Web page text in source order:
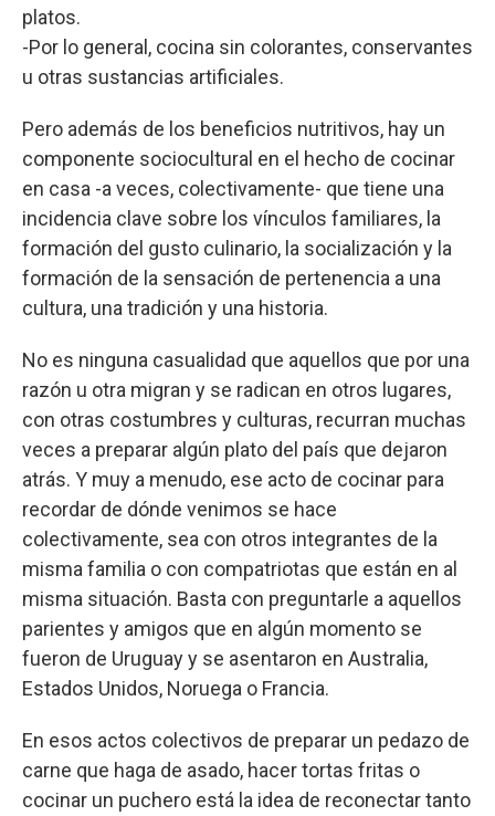
platos.
-Por lo general, cocina sin colorantes, conservantes
u otras sustancias artificiales.
Pero además de los beneficios nutritivos, hay un
componente sociocultural en el hecho de cocinar
en casa -a veces, colectivamente- que tiene una
incidencia clave sobre los vínculos familiares, la
formación del gusto culinario, la socialización y la
formación de la sensación de pertenencia a una
cultura, una tradición y una historia.
No es ninguna casualidad que aquellos que por una
razón u otra migran y se radican en otros lugares,
con otras costumbres y culturas, recurran muchas
veces a preparar algún plato del país que dejaron
atrás. Y muy a menudo, ese acto de cocinar para
recordar de dónde venimos se hace
colectivamente, sea con otros integrantes de la
misma familia o con compatriotas que están en al
misma situación. Basta con preguntarle a aquellos
parientes y amigos que en algún momento se
fueron de Uruguay y se asentaron en Australia,
Estados Unidos, Noruega o Francia.
En esos actos colectivos de preparar un pedazo de
carne que haga de asado, hacer tortas fritas o
cocinar un puchero está la idea de reconectar tanto